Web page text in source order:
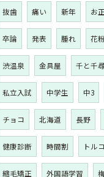
抜歯 痛い 新年 お
卒論 発表 腫れ 花粉
渋温泉 金具屋 千と千
私立入試 中学生 中3
チョコ 北海道 長野
健康診断 時間割 トルコ
縮毛矯正 外国語学習